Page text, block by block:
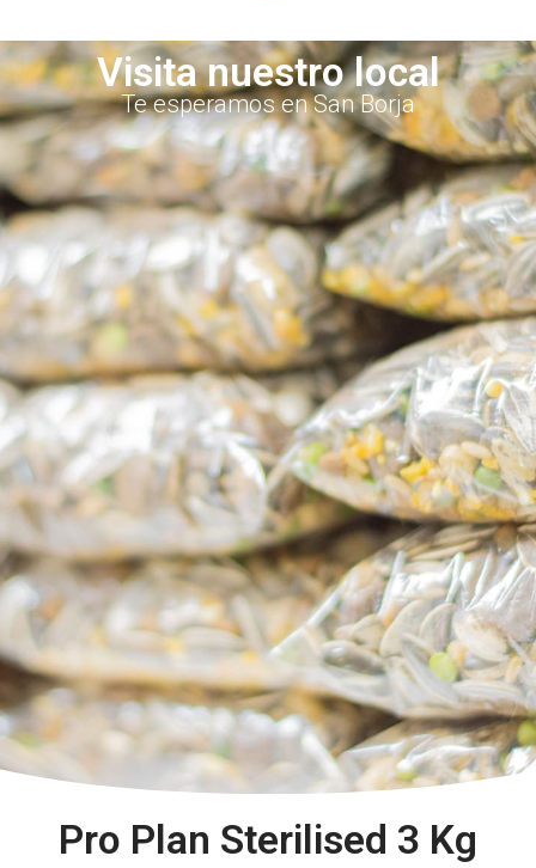
Visita nuestro local
Te esperamos en San Borja
Pro Plan Sterilised 3 Kg